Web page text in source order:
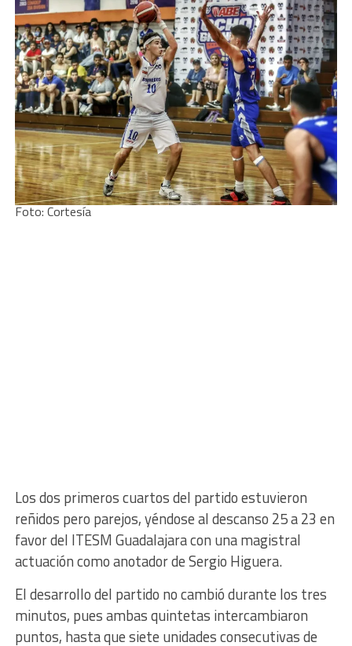
Foto: Cortesía
Los dos primeros cuartos del partido estuvieron
reñidos pero parejos, yéndose al descanso 25 a 23 en
favor del ITESM Guadalajara con una magistral
actuación como anotador de Sergio Higuera.
El desarrollo del partido no cambió durante los tres
minutos, pues ambas quintetas intercambiaron
puntos, hasta que siete unidades consecutivas de